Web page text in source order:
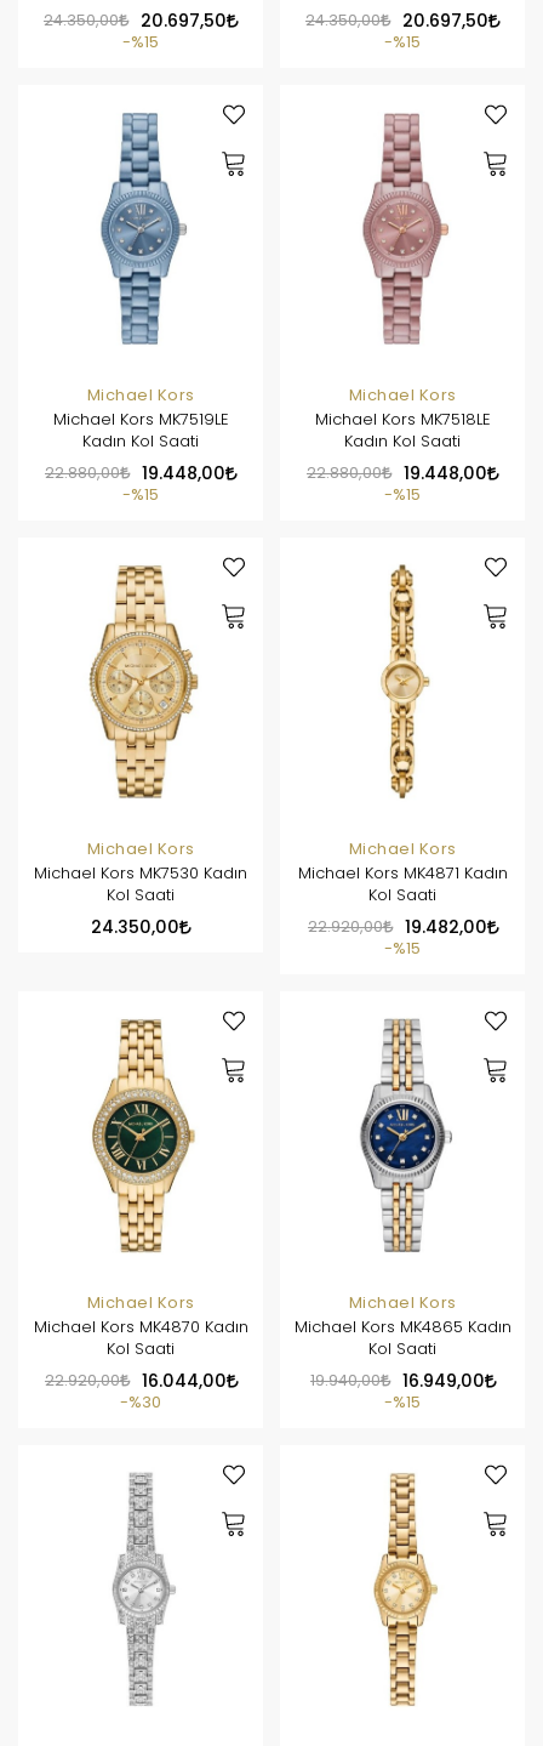
24.350,00
20.697,50
%15
24.350,00
20.697,50
%15
Michael Kors
Michael Kors MK7519LE
Kadın Kol Saati
22.880,00
19.448,00
%15
Michael Kors
Michael Kors MK7518LE
Kadın Kol Saati
22.880,00
19.448,00
%15
Michael Kors
Michael Kors MK7530 Kadın
Kol Saati
24.350,00
Michael Kors
Michael Kors MK4871 Kadın
Kol Saati
22.920,00
19.482,00
%15
Michael Kors
Michael Kors MK4870 Kadın
Kol Saati
22.920,00
16.044,00
%30
Michael Kors
Michael Kors MK4865 Kadın
Kol Saati
19.940,00
16.949,00
%15